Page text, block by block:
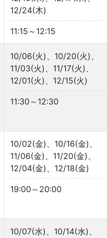
12/24(木)
11:15～12:15
10/06(火)、10/20(火)、
11/03(火)、11/17(火)、
12/01(火)、12/15(火)
11:30～12:30
10/02(金)、10/16(金)、
11/06(金)、11/20(金)、
12/04(金)、12/18(金)
19:00～20:00
10/07(水)、10/14(水)、